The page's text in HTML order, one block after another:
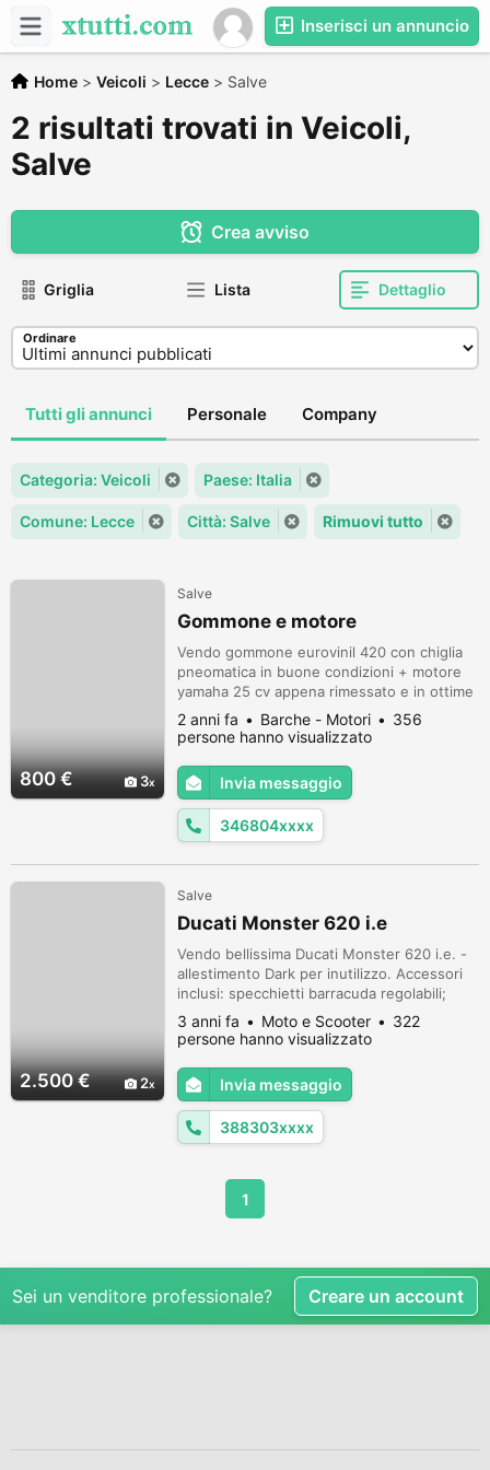
Inserisci un annuncio
Home > Veicoli > Lecce > Salve
2 risultati trovati in Veicoli,
Salve
Crea avviso
Griglia Lista Dettaglio
Ordinare
Tutti gli annunci Personale Company
Categoria: Veicoli Paese: Italia
Comune: Lecce Città: Salve Rimuovi tutto
800 € 3
Salve
Gommone e motore
Vendo gommone eurovinil 420 con chiglia
pneomatica in buone condizioni + motore
yamaha 25 cv appena rimessato e in ottime
condizioni.
2 anni fa Barche - Motori
356
persone hanno visualizzato
Invia messaggio
346804xxxx
2.500 € 2
Salve
Ducati Monster 620 i.e
Vendo bellissima Ducati Monster 620 i.e. -
allestimento Dark per inutilizzo. Accessori
inclusi: specchietti barracuda regolabili;
bilancieri Evotech; scarichi Ducati
performance; unghia monoposto rimovibile.
La moto è stata tenuta sempre in garage.
3 anni fa Moto e Scooter
322
persone hanno visualizzato
Invia messaggio
388303xxxx
1
Sei un venditore professionale? Creare un account